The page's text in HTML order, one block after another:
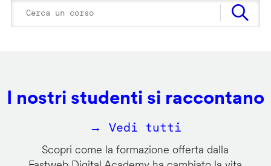
I nostri studenti si raccontano
→ Vedi tutti
Scopri come la formazione offerta dalla